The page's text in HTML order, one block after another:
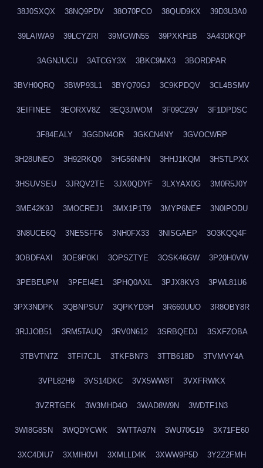
38J0SXQX 38NQ9PDV 38O70PCO 38QUD9KX 39D3U3A0
39LAIWA9 39LCYZRI 39MGWN55 39PXKH1B 3A43DKQP
3AGNJUCU 3ATCGY3X 3BKC9MX3 3BORDPAR
3BVH0QRQ 3BWP93L1 3BYQ70GJ 3C9KPDQV 3CL4BSMV
3EIFINEE 3EORXV8Z 3EQ3JWOM 3F09CZ9V 3F1DPDSC
3F84EALY 3GGDN4OR 3GKCN4NY 3GVOCWRP
3H28UNEO 3H92RKQ0 3HG56NHN 3HHJ1KQM 3HSTLPXX
3HSUVSEU 3JRQV2TE 3JX0QDYF 3LXYAX0G 3M0R5J0Y
3ME42K9J 3MOCREJ1 3MX1P1T9 3MYP6NEF 3N0IPODU
3N8UCE6Q 3NE5SFF6 3NH0FX33 3NISGAEP 3O3KQQ4F
3OBDFAXI 3OE9P0KI 3OPSZTYE 3OSK46GW 3P20H0VW
3PEBEUPM 3PFEI4E1 3PHQ0AXL 3PJX8KV3 3PWL81U6
3PX3NDPK 3QBNPSU7 3QPKYD3H 3R660UUO 3R8OBY8R
3RJJOB51 3RM5TAUQ 3RV0N612 3SRBQEDJ 3SXFZOBA
3TBVTN7Z 3TFI7CJL 3TKFBN73 3TTB618D 3TVMVY4A
3VPL82H9 3VS14DKC 3VX5WW8T 3VXFRWKX
3VZRTGEK 3W3MHD4O 3WAD8W9N 3WDTF1N3
3WI8G8SN 3WQDYCWK 3WTTA97N 3WU70G19 3X71FE60
3XC4DIU7 3XMIH0VI 3XMLLD4K 3XWW9P5D 3Y2Z2FMH